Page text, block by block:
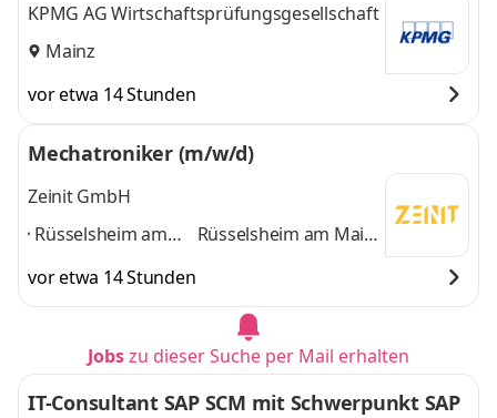
KPMG AG Wirtschaftsprüfungsgesellschaft
Mainz
vor etwa 14 Stunden
Mechatroniker (m/w/d)
Zeinit GmbH
Rüsselsheim am
Groß-Gerau,
Mörfelden-
Wiesbaden und
Frankfurt,
Rüsselsheim am Main,
Walldorf, Mainz,
Wiesbaden und
Frankfurtund 5
weitere
vor etwa 14 Stunden
Jobszu dieser Suche per Mail erhalten
IT-Consultant SAP SCM mit Schwerpunkt SAP